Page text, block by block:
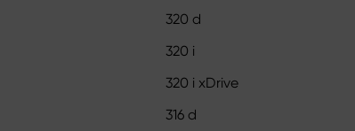
320 d
320 i
320 i xDrive
316 d